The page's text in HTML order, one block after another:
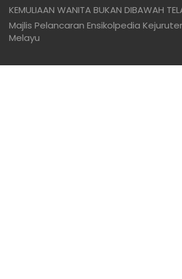
KEMULIAAN WANITA BUKAN DIBAWAH
Majlis Pelancaran Ensikolpedia
Melayu